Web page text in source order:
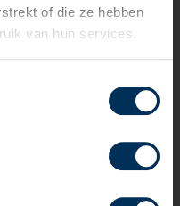
of die ze hebben
van hun services.